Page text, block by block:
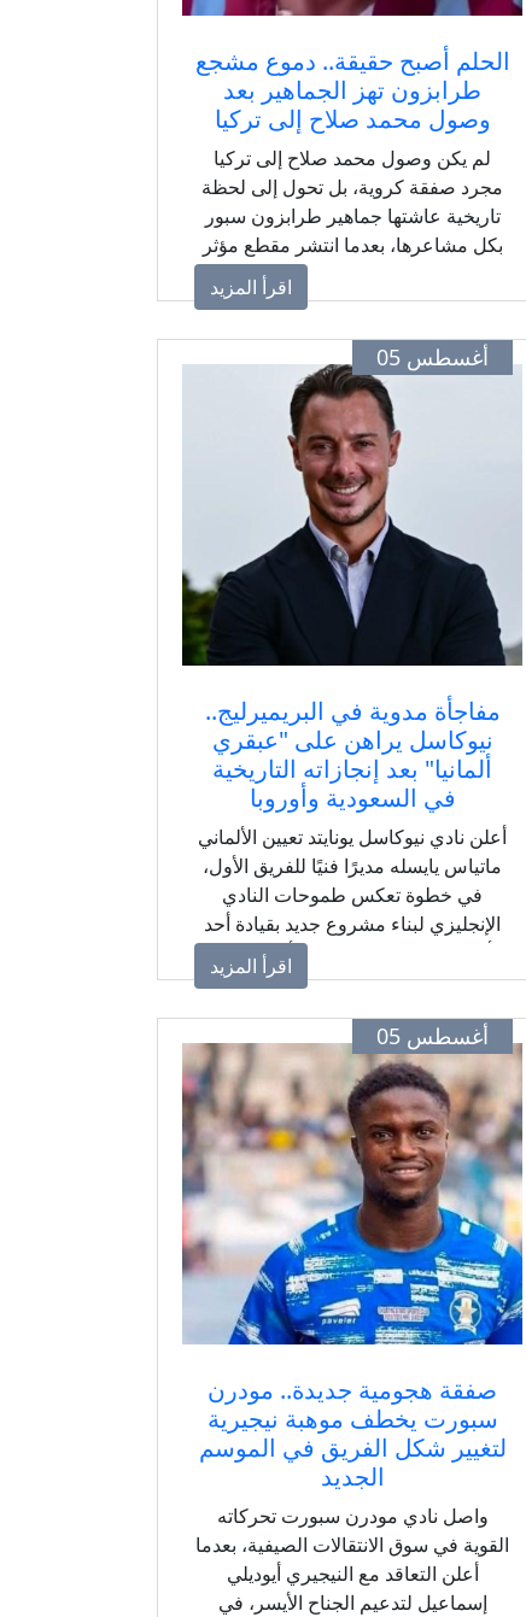
الحلم أصبح حقيقة.. دموع مشجع
طرابزون تهز الجماهير بعد
وصول محمد صلاح إلى تركيا
لم يكن وصول محمد صلاح إلى تركيا
مجرد صفقة كروية، بل تحول إلى لحظة
تاريخية عاشتها جماهير طرابزون سبور
بكل مشاعرها، بعدما انتشر مقطع مؤثر
لمشجع لم يتمالك دموعه لحظة متابعة
وصول "الملك المصري"، في مشهد يؤكد
منتخب مصر.
اقرأ المزيد
أغسطس 05
مفاجأة مدوية في البريميرليج..
نيوكاسل يراهن على "عبقري
ألمانيا" بعد إنجازاته التاريخية
في السعودية وأوروبا
أعلن نادي نيوكاسل يونايتد تعيين الألماني
ماتياس يايسله مديرًا فنيًا للفريق الأول،
في خطوة تعكس طموحات النادي
الإنجليزي لبناء مشروع جديد بقيادة أحد
أبرز المدربين الشباب في أوروبا، بعد
نجاحات لافتة مع ريد بول سالزبورج
اقرأ المزيد
أغسطس 05
صفقة هجومية جديدة.. مودرن
سبورت يخطف موهبة نيجيرية
لتغيير شكل الفريق في الموسم
الجديد
واصل نادي مودرن سبورت تحركاته
القوية في سوق الانتقالات الصيفية، بعدما
أعلن التعاقد مع النيجيري أيوديلي
إسماعيل لتدعيم الجناح الأيسر، في